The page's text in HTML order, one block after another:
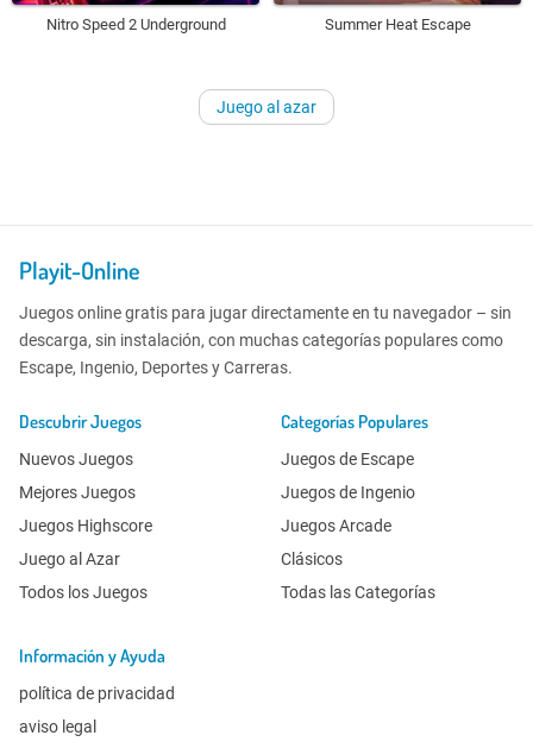
Nitro Speed 2 Underground Summer Heat Escape
Juego al azar
Playit-Online
Juegos online gratis para jugar directamente en tu navegador – sin
descarga, sin instalación, con muchas categorías populares como
Escape, Ingenio, Deportes y Carreras.
Descubrir Juegos
Nuevos Juegos
Mejores Juegos
Juegos Highscore
Juego al Azar
Todos los Juegos
Categorías Populares
Juegos de Escape
Juegos de Ingenio
Juegos Arcade
Clásicos
Todas las Categorías
Información y Ayuda
política de privacidad
aviso legal